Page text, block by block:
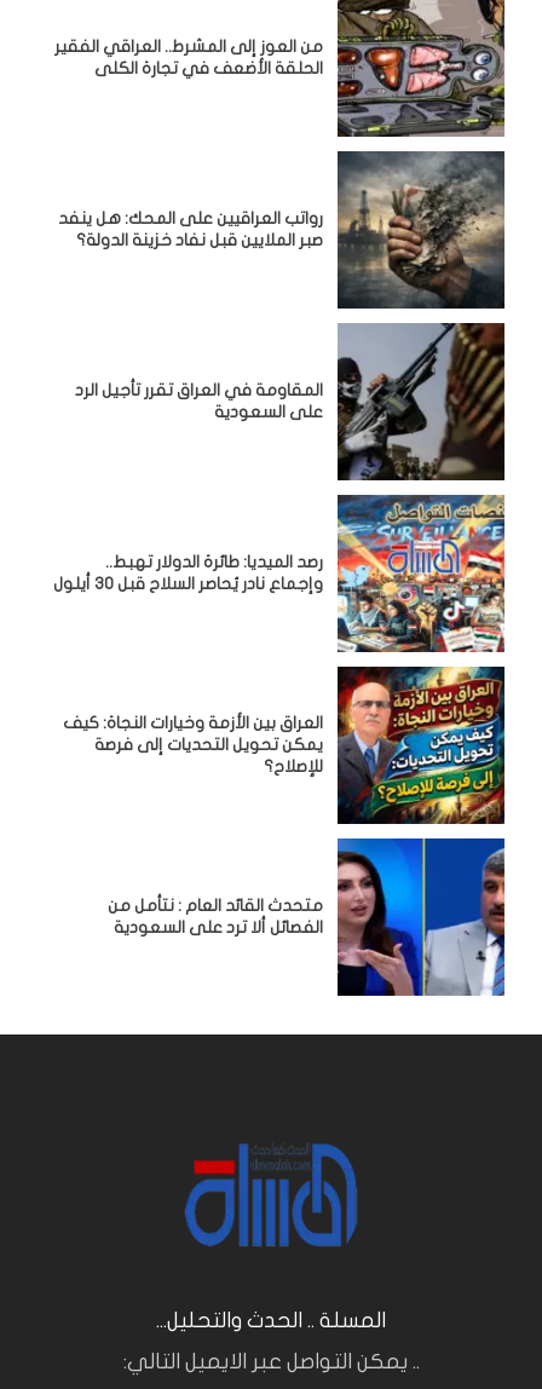
من العوز إلى المشرط.. العراقي الفقير
الحلقة الأضعف في تجارة الكلى
رواتب العراقيين على المحك: هل ينفد
صبر الملايين قبل نفاد خزينة الدولة؟
المقاومة في العراق تقرر تأجيل الرد
على السعودية
رصد الميديا: طائرة الدولار تهبط..
وإجماع نادر يُحاصر السلاح قبل 30 أيلول
العراق بين الأزمة وخيارات النجاة: كيف
يمكن تحويل التحديات إلى فرصة
للإصلاح؟
متحدث القائد العام : نتأمل من
الفصائل ألا ترد على السعودية
المسلة .. الحدث والتحليل...
.. يمكن التواصل عبر الايميل التالي: